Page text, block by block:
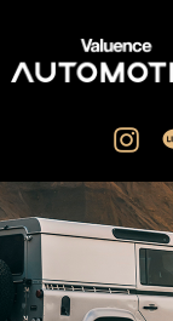
公式ブログ
新車・中古車販売